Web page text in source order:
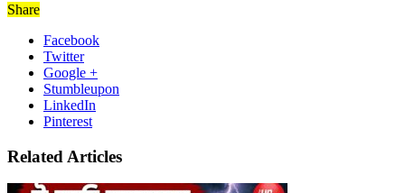
Share
Facebook
Twitter
Google +
Stumbleupon
LinkedIn
Pinterest
Related Articles